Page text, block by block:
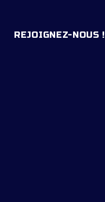
REJOIGNEZ-NOUS !